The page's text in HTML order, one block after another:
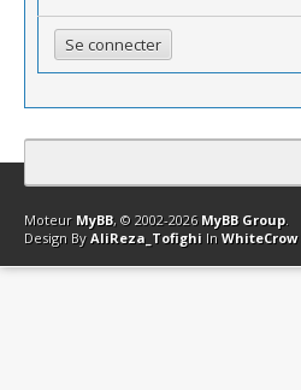
Contact Club Affiliation
Moteur MyBB, © 2002-2026 MyBB Group.
Design By AliReza_Tofighi In